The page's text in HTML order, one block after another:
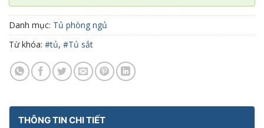
Danh mục: Tủ phòng ngủ
Từ khóa: #tủ, #Tủ sắt
THÔNG TIN CHI TIẾT